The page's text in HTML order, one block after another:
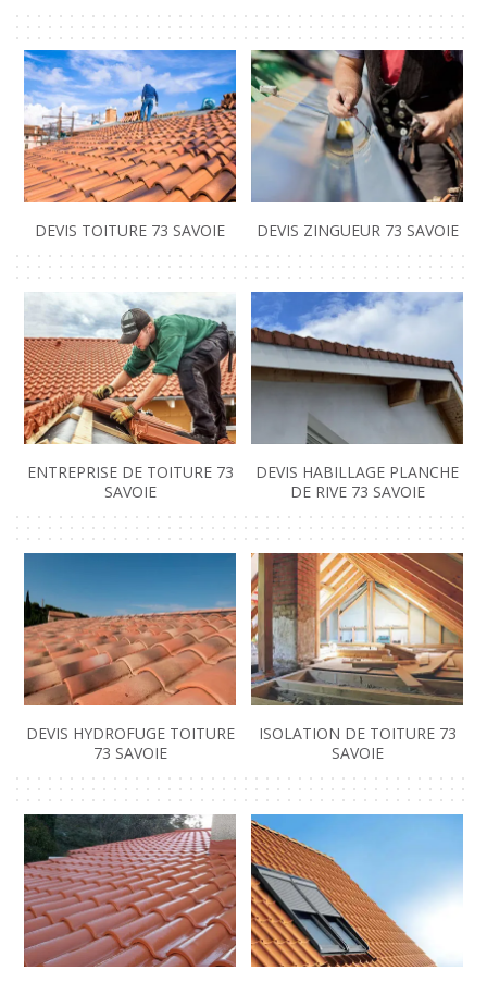
DEVIS TOITURE 73 SAVOIE DEVIS ZINGUEUR 73 SAVOIE
ENTREPRISE DE TOITURE 73
SAVOIE
DEVIS HABILLAGE PLANCHE
DE RIVE 73 SAVOIE
DEVIS HYDROFUGE TOITURE
73 SAVOIE
ISOLATION DE TOITURE 73
SAVOIE